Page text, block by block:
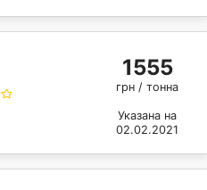
1555
грн / тонна
Указана на
02.02.2021